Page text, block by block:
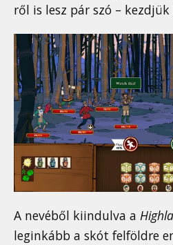
ről is lesz pár szó – kezdjük
A nevéből kiindulva a
leginkább a skót felföldre